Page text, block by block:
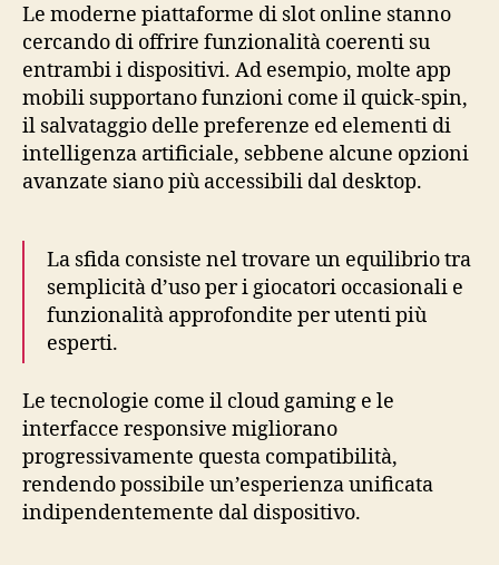
Le moderne piattaforme di slot online stanno
cercando di offrire funzionalità coerenti su
entrambi i dispositivi. Ad esempio, molte app
mobili supportano funzioni come il quick-spin,
il salvataggio delle preferenze ed elementi di
intelligenza artificiale, sebbene alcune opzioni
avanzate siano più accessibili dal desktop.
La sfida consiste nel trovare un equilibrio tra
semplicità d’uso per i giocatori occasionali e
funzionalità approfondite per utenti più
esperti.
Le tecnologie come il cloud gaming e le
interfacce responsive migliorano
progressivamente questa compatibilità,
rendendo possibile un’esperienza unificata
indipendentemente dal dispositivo.